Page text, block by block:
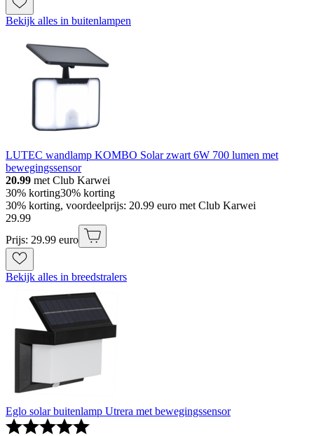
Bekijk alles in buitenlampen
LUTEC wandlamp KOMBO Solar zwart 6W 700 lumen met
bewegingssensor
20.99 met Club Karwei
30% korting30% korting
30% korting, voordeelprijs: 20.99 euro met Club Karwei
29.99
Prijs: 29.99 euro
Bekijk alles in breedstralers
Eglo solar buitenlamp Utrera met bewegingssensor